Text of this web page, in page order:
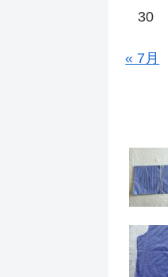
30
« 7月